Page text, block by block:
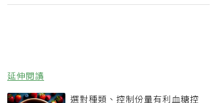
延伸閱讀
選對種類、控制份量有利血糖控